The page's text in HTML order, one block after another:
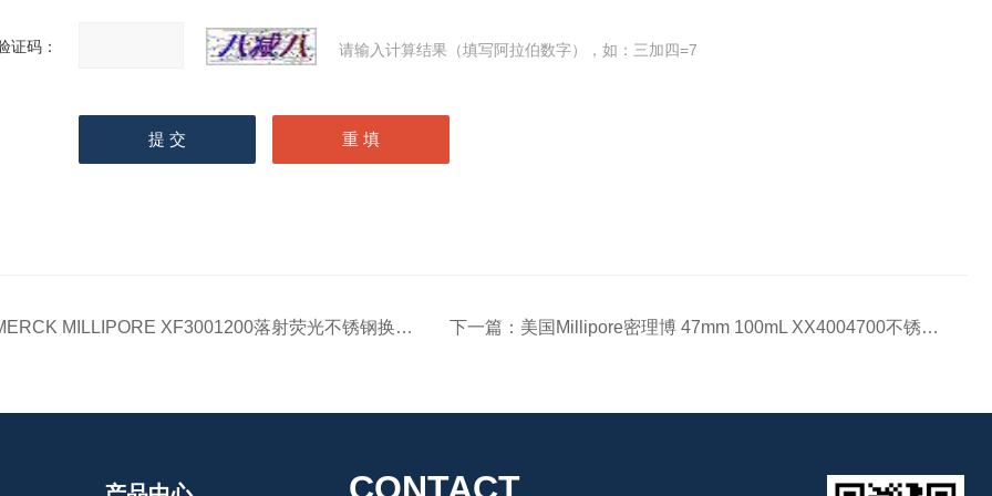
证码： 请输入计算结果（填写阿拉伯数字），如：三加四=7
MILLIPORE XF3001200落射荧光不锈钢换膜过滤器，13 mm 下一篇： 美国Millipore密理博 47mm 100mL XX4004700不锈钢换膜过滤器
CONTACT